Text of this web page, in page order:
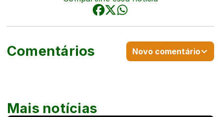
Comentários Novo comentário
Mais notícias